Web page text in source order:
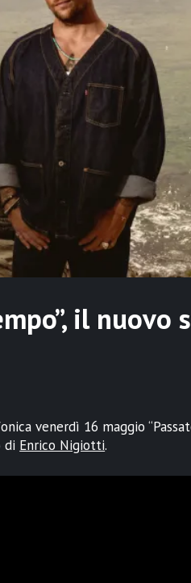
il nuovo
venerdì 16 maggio
di Enrico Nigiotti.